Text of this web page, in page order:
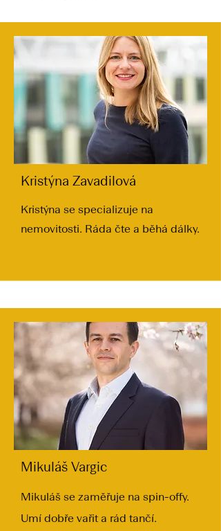
Kristýna Zavadilová
Kristýna se specializuje na
nemovitosti. Ráda čte a běhá dálky.
Mikuláš Vargic
Mikuláš se zaměřuje na spin-offy.
Umí dobře vařit a rád tančí.